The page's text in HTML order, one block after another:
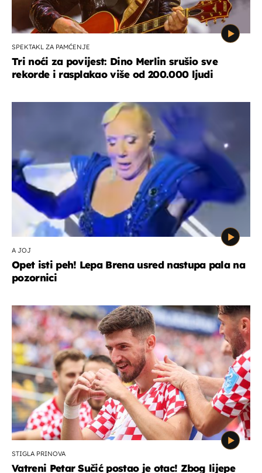
SPEKTAKL ZA PAMĆENJE
Tri noći za povijest: Dino Merlin srušio sve
rekorde i rasplakao više od 200.000 ljudi
A JOJ
Opet isti peh! Lepa Brena usred nastupa pala na
pozornici
STIGLA PRINOVA
Vatreni Petar Sučić postao je otac! Zbog lijepe